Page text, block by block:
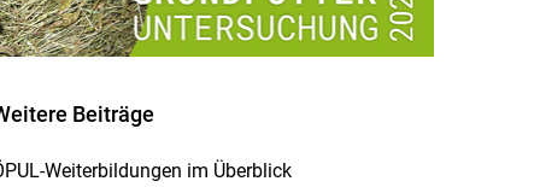
Beiträge
Weiterbildungen im Überblick